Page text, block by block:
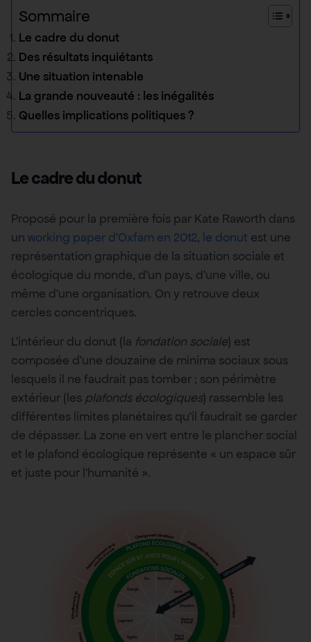
Sommaire
Le cadre du donut
Des résultats inquiétants
Une situation intenable
La grande nouveauté : les inégalités
Quelles implications politiques ?
Le cadre du donut
Proposé pour la première fois par Kate Raworth dans
un working paper d’Oxfam en 2012, le donut est une
représentation graphique de la situation sociale et
écologique du monde, d’un pays, d’une ville, ou
même d’une organisation. On y retrouve deux
cercles concentriques.
L’intérieur du donut (la fondation sociale) est
composée d’une douzaine de minima sociaux sous
lesquels il ne faudrait pas tomber ; son périmètre
extérieur (les plafonds écologiques) rassemble les
différentes limites planétaires qu’il faudrait se garder
de dépasser. La zone en vert entre le plancher social
et le plafond écologique représente « un espace sûr
et juste pour l’humanité ».